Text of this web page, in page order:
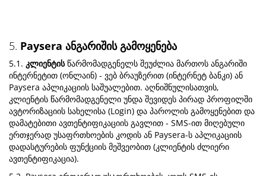
5. Paysera ანგარიშის გამოყენება
5.1. კლიენტისწარმომადგენელს შეუძლია მართოს ანგარიში
ინტერნეტით (ონლაინ) - ვებ ბრაუზერით (ინტერნეტ ბანკი) ან
Paysera აპლიკაციის საშუალებით. აღნიშნულისათვის,
კლიენტის წარმომადგენელი უნდა შევიდეს პირად პროფილში
ავტორიზაციის სახელისა (Login) და პაროლის გამოყენებით და
დამატებითი ავთენტიფიკაციის გავლით - SMS-ით მიღებული
ერთჯერად უსაფრთხოების კოდის ან Paysera-ს აპლიკაციის
დადასტურების ფუნქციის მეშვეობით (კლიენტის ძლიერი
ავთენტიფიკაცია).